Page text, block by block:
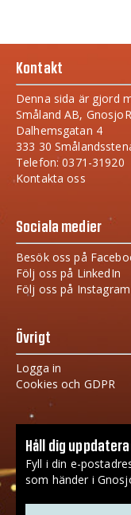
Kontakt
Denna sida är gjord
Småland AB,
Dalhemsgatan 4
333 30
Telefon: 0371-31920
Kontakta oss
Sociala medier
Besök oss på
Följ oss på LinkedIn
Följ oss på Instagram
Övrigt
Logga in
Cookies och GDPR
Håll dig
Fyll i din e-
som händer i